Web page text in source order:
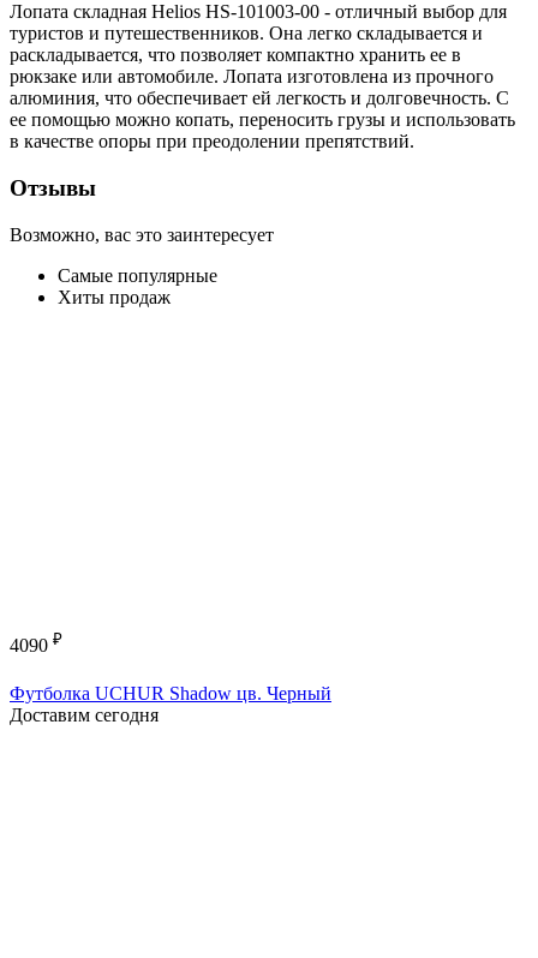
Лопата складная Helios HS-101003-00 - отличный выбор для
туристов и путешественников. Она легко складывается и
раскладывается, что позволяет компактно хранить ее в
рюкзаке или автомобиле. Лопата изготовлена из прочного
алюминия, что обеспечивает ей легкость и долговечность. С
ее помощью можно копать, переносить грузы и использовать
в качестве опоры при преодолении препятствий.
Отзывы
Возможно, вас это заинтересует
Самые популярные
Хиты продаж
4090 ₽
Футболка UCHUR Shadow цв. Черный
Доставим сегодня